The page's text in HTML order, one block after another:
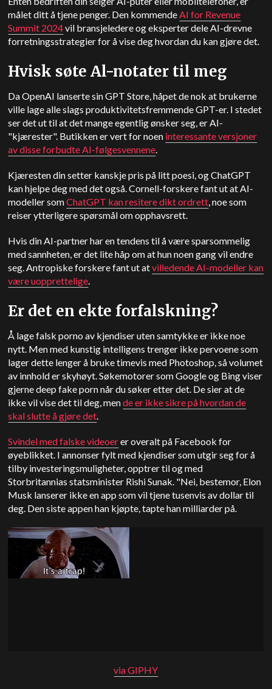
målet ditt å tjene penger. Den kommendeAI for Revenue
Summit 2024vil bransjeledere og eksperter dele AI-drevne
forretningsstrategier for å vise deg hvordan du kan gjøre det.
Hvisk søte Al-notater til meg
Da OpenAI lanserte sin GPT Store, håpet de nok at brukerne
ville lage alle slags produktivitetsfremmende GPT-er. I stedet
ser det ut til at det mange egentlig ønsker seg, er AI-
"kjærester". Butikken er vert for noen interessante versjoner
av disse forbudte AI-følgesvennene.
Kjæresten din setter kanskje pris på litt poesi, og ChatGPT
kan hjelpe deg med det også. Cornell-forskere fant ut at AI-
modeller somChatGPT kan resitere dikt ordrett, noe som
reiser ytterligere spørsmål om opphavsrett.
Hvis din AI-partner har en tendens til å være sparsommelig
med sannheten, er det lite håp om at hun noen gang vil endre
seg. Antropiske forskere fant ut atvilledende AI-modeller kan
være uopprettelige.
Er det en ekte forfalskning?
Å lage falsk porno av kjendiser uten samtykke er ikke noe
nytt. Men med kunstig intelligens trenger ikke pervoene som
lager dette lenger å bruke timevis med Photoshop, så volumet
av innhold er skyhøyt. Søkemotorer som Google og Bing viser
gjerne deep fake porn når du søker etter det. De sier at de
ikke vil vise det til deg, mende er ikke sikre på hvordan de
skal slutte å gjøre det.
Svindel med falske videoerer overalt på Facebook for
øyeblikket. I annonser fylt med kjendiser som utgir seg for å
tilby investeringsmuligheter, opptrer til og med
Storbritannias statsminister Rishi Sunak. "Nei, bestemor, Elon
Musk lanserer ikke en app som vil tjene tusenvis av dollar til
deg. Den siste appen han kjøpte, tapte han milliarder på.
via GIPHY